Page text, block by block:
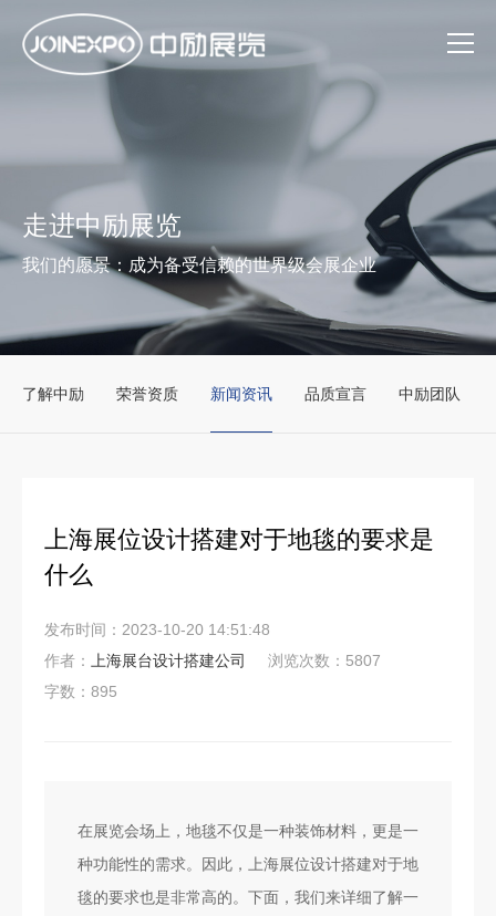
走进中励展览
我们的愿景：成为备受信赖的世界级会展企业
了解中励 荣誉资质 新闻资讯 品质宣言 中励团队
上海展位设计搭建对于地毯的要求是
什么
发布时间：2023-10-20 14:51:48
作者：
上海展台设计搭建公司
浏览次数：5807
字数：895
在展览会场上，地毯不仅是一种装饰材料，更是一
种功能性的需求。因此，上海展位设计搭建对于地
毯的要求也是非常高的。下面，我们来详细了解一